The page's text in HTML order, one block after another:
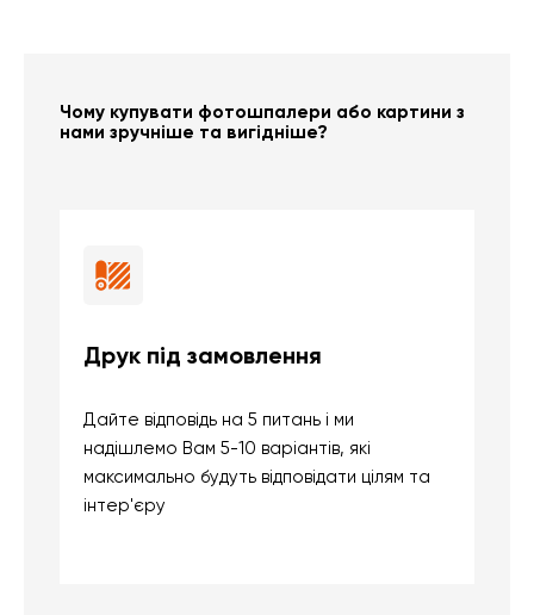
Чому купувати фотошпалери або картини з
нами зручніше та вигідніше?
Друк під замовлення
Дайте відповідь на 5 питань і ми
надішлемо Вам 5-10 варіантів, які
максимально будуть відповідати цілям та
інтер'єру